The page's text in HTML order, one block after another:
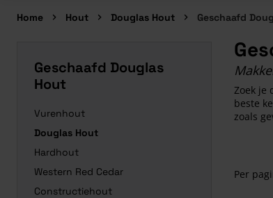
Home Hout Douglas Hout Geschaafd
Geschaafd Douglas
Hout
Vurenhout
Douglas Hout
Hardhout
Western Red Cedar
Constructiehout
Zoek je
beste
zoals
Per